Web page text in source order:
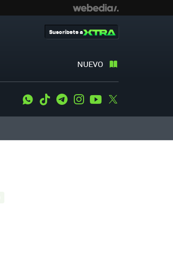
NUEVO
Suscríbete a
WhatsApp
Tiktok TelegramInstagramYoutube